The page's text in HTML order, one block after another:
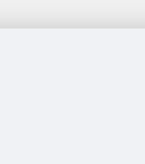
Таможенному союзу.